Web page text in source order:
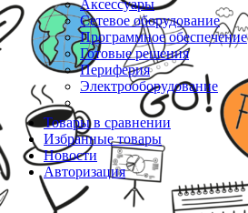
Аксессуары
Сетевое оборудование
Программное обеспечение
Готовые решения
Периферия
Электрооборудование
Товары в сравнении
Избранные товары
Новости
Авторизация